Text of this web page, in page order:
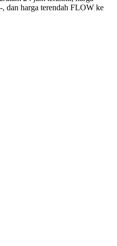
dan harga terendah FLOW ke